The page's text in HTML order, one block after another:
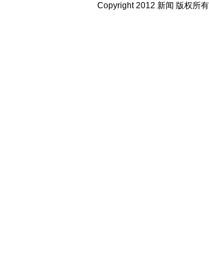
Copyright 2012 新闻 版权所